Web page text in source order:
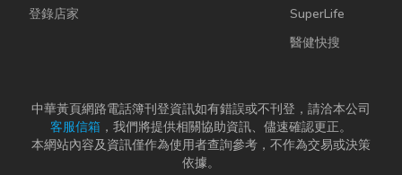
登錄店家
SuperLife
醫健快搜
中華黃頁網路電話簿刊登資訊如有錯誤或不刊登，請洽本公司
客服信箱 ，我們將提供相關協助資訊、儘速確認更正。
本網站內容及資訊僅作為使用者查詢參考，不作為交易或決策
依據。